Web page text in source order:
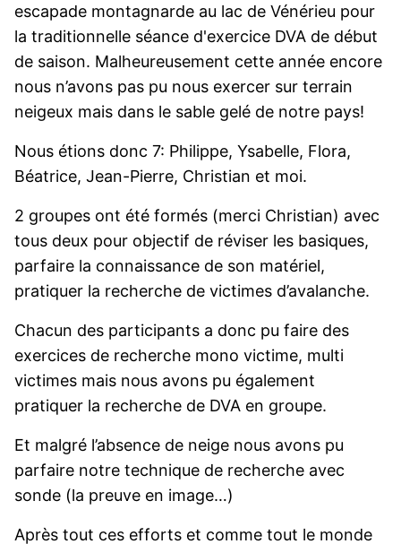
escapade montagnarde au lac de Vénérieu pour
la traditionnelle séance d'exercice DVA de début
de saison. Malheureusement cette année encore
nous n’avons pas pu nous exercer sur terrain
neigeux mais dans le sable gelé de notre pays!
Nous étions donc 7: Philippe, Ysabelle, Flora,
Béatrice, Jean-Pierre, Christian et moi.
2 groupes ont été formés (merci Christian) avec
tous deux pour objectif de réviser les basiques,
parfaire la connaissance de son matériel,
pratiquer la recherche de victimes d’avalanche.
Chacun des participants a donc pu faire des
exercices de recherche mono victime, multi
victimes mais nous avons pu également
pratiquer la recherche de DVA en groupe.
Et malgré l’absence de neige nous avons pu
parfaire notre technique de recherche avec
sonde (la preuve en image…)
Après tout ces efforts et comme tout le monde